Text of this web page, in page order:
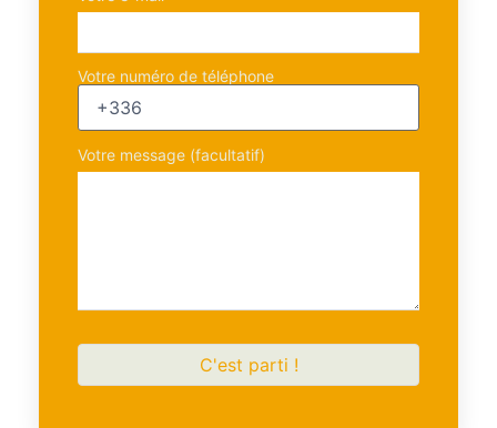
Votre numéro de téléphone
Votre message (facultatif)